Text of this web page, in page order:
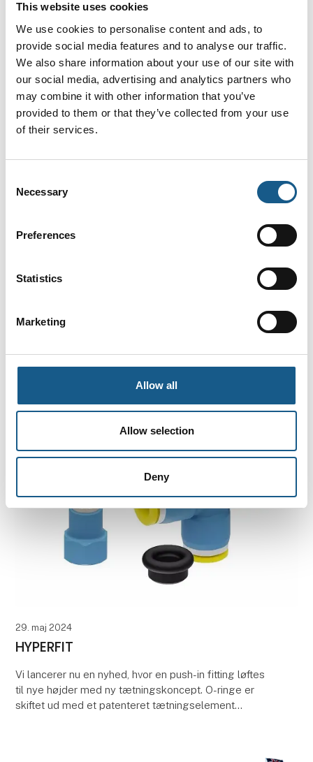
This website uses cookies
We use cookies to personalise content and ads, to
provide social media features and to analyse our traffic.
We also share information about your use of our site with
our social media, advertising and analytics partners who
may combine it with other information that you’ve
provided to them or that they’ve collected from your use
of their services.
Selection
Necessary
Preferences
Statistics
Marketing
Allow all
Allow selection
Deny
Vi er stolte af at kunne meddele, at rotationspumpen
på markedet i
Magnetventiler og Pumper
sine kvalitetsprodukter siden 1960 indenfor især
29. maj 2024
HYPERFIT
Vi lancerer nu en nyhed, hvor en push-in fitting løftes
til nye højder med ny tætningskoncept. O-ringe er
skiftet ud med et patenteret tætningselement